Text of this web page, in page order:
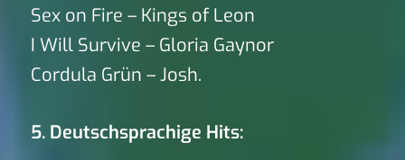
Sex on Fire – Kings of Leon
I Will Survive – Gloria Gaynor
Cordula Grün – Josh.
5. Deutschsprachige Hits: